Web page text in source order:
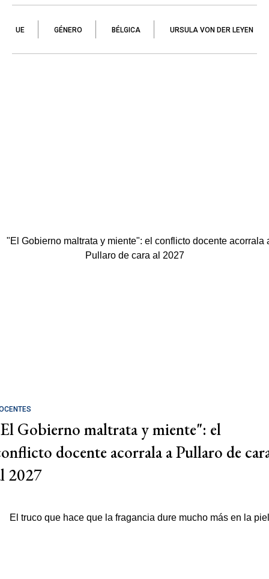
UE GÉNERO BÉLGICA URSULA VON DER LEYEN
Gobierno maltrata y miente": el
docente acorrala a Pullaro de
2027